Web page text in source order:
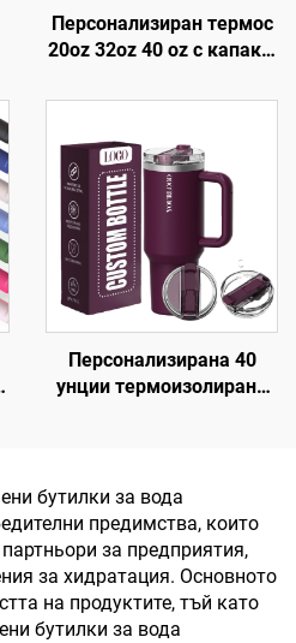
Персонализиран термос
20oz 32oz 40 oz с капак и
стомана, вакуумно
използван термос със
сгъваема слама и
дръжка
Персонализирана 40
унции термоизолирана
дръжка, пътуваща кафе
чаша за офис, комплект
за подарък
бутилки за вода
предимства, които
за предприятия,
за хидратация. Основното
на продуктите, тъй като
бутилки за вода